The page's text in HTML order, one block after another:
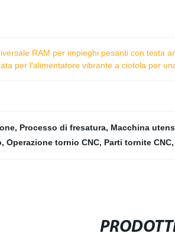
RAM per impieghi pesanti con testa
per l′alimentatore vibrante a ciotola per
, Processo di fresatura, Macchina
, Operazione tornio CNC, Parti tornite CNC